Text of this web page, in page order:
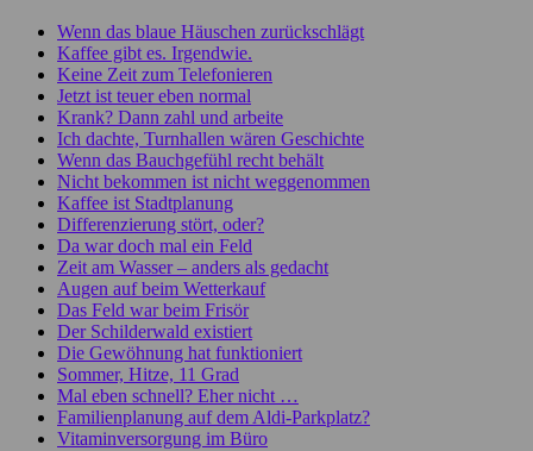
Wenn das blaue Häuschen zurückschlägt
Kaffee gibt es. Irgendwie.
Keine Zeit zum Telefonieren
Jetzt ist teuer eben normal
Krank? Dann zahl und arbeite
Ich dachte, Turnhallen wären Geschichte
Wenn das Bauchgefühl recht behält
Nicht bekommen ist nicht weggenommen
Kaffee ist Stadtplanung
Differenzierung stört, oder?
Da war doch mal ein Feld
Zeit am Wasser – anders als gedacht
Augen auf beim Wetterkauf
Das Feld war beim Frisör
Der Schilderwald existiert
Die Gewöhnung hat funktioniert
Sommer, Hitze, 11 Grad
Mal eben schnell? Eher nicht …
Familienplanung auf dem Aldi-Parkplatz?
Vitaminversorgung im Büro